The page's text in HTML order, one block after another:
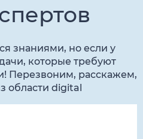
знаниями, но если у
которые требуют
Перезвоним, расскажем,
области digital